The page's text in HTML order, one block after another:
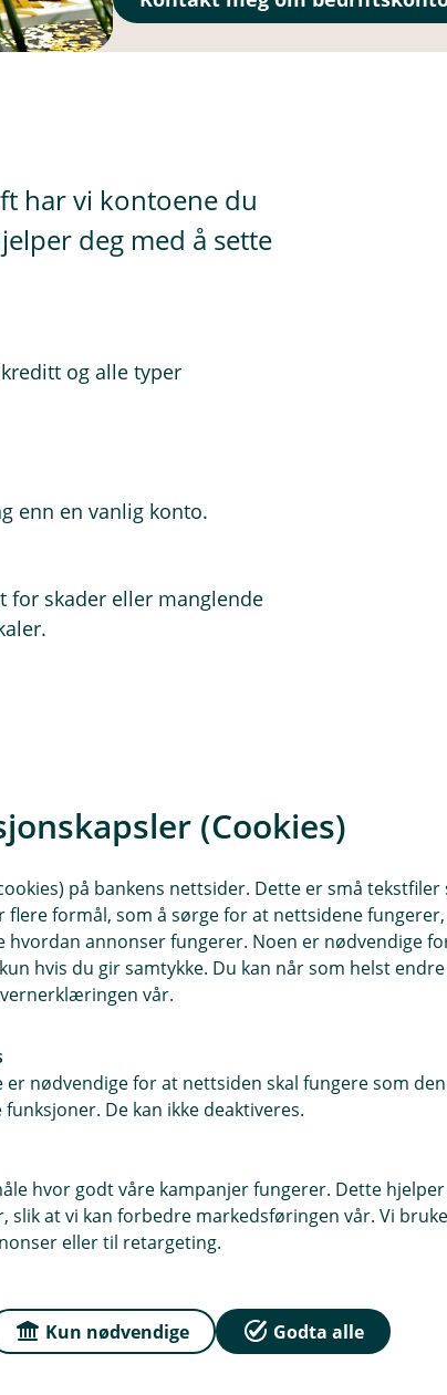
har vi kontoene du
deg med å sette
og alle typer
enn en vanlig konto.
for skader eller manglende
landbruk, brukt for alle
inkassobyråer og andre
forvaltning av klientmidler.
reduserer renteutgifter og
av
Mari Finsveen
(Cookies)
på bankens nettsider. Dette er små tekstfiler
flere formål, som å sørge for at nettsidene
hvordan annonser fungerer. Noen er nødvendige
hvis du gir samtykke. Du kan når som helst
vår.
nødvendige for at nettsiden skal fungere som
De kan ikke deaktiveres.
hvor godt våre kampanjer fungerer. Dette
at vi kan forbedre markedsføringen vår. Vi
eller til retargeting.
Kun nødvendige Godta alle